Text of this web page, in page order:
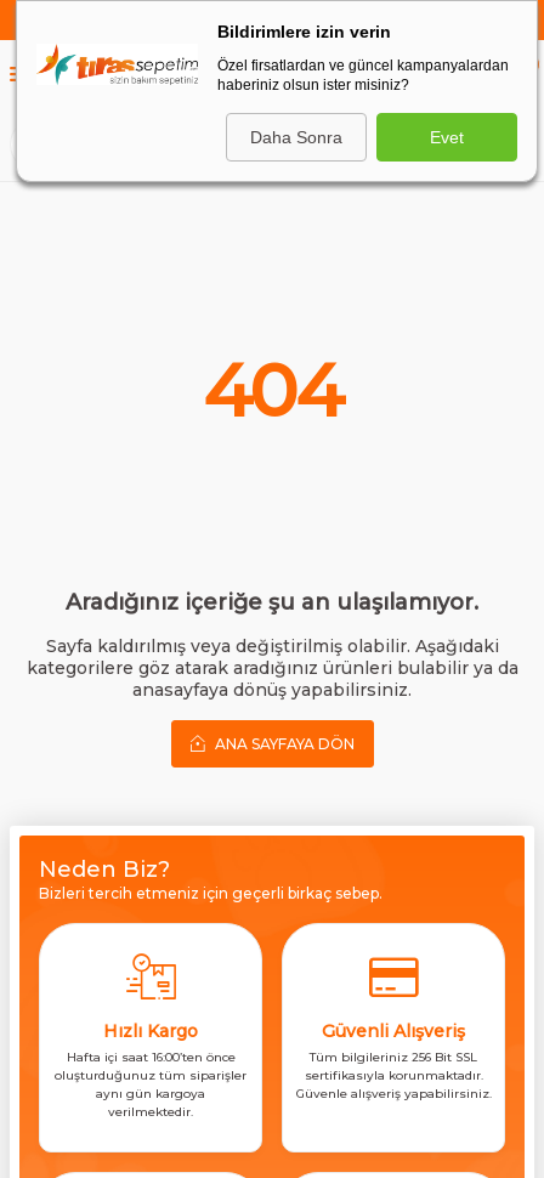
404
Aradığınız içeriğe şu an ulaşılamıyor.
Sayfa kaldırılmış veya değiştirilmiş olabilir. Aşağıdaki
kategorilere göz atarak aradığınız ürünleri bulabilir ya da
anasayfaya dönüş yapabilirsiniz.
ANA SAYFAYA DÖN
Neden Biz?
Bizleri tercih etmeniz için geçerli birkaç sebep.
Hızlı Kargo
Hafta içi saat 16:00’ten önce
oluşturduğunuz tüm siparişler
aynı gün kargoya
verilmektedir.
Güvenli Alışveriş
Tüm bilgileriniz 256 Bit SSL
sertifikasıyla korunmaktadır.
Güvenle alışveriş yapabilirsiniz.
Bildirimlere izin verin
Özel firsatlardan ve güncel kampanyalardan
haberiniz olsun ister misiniz?
Daha Sonra Evet